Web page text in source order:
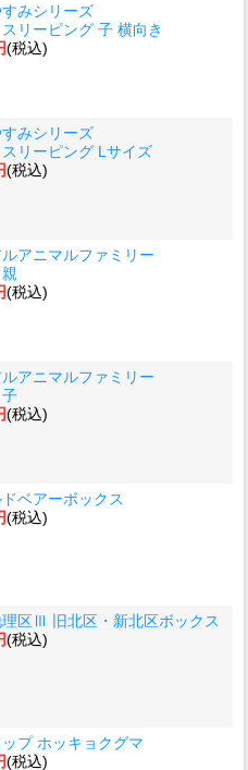
みシリーズ
リーピング 子 横向き
(税込)
みシリーズ
リーピング Lサイズ
(税込)
アニマルファミリー
(税込)
アニマルファミリー
(税込)
ベアーボックス
(税込)
区Ⅲ 旧北区・新北区ボックス
(税込)
プ ホッキョクグマ
(税込)